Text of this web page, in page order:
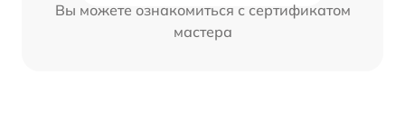
Вы можете ознакомиться с сертификатом
мастера